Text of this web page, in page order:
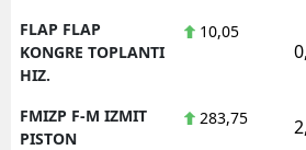
FLAP FLAP
KONGRE TOPLANTI
HIZ.
10,05
FMIZP F-M IZMIT
PISTON
283,75